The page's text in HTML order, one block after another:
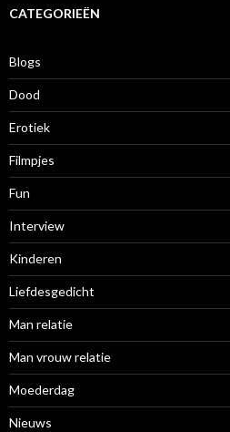
iCATEGORIEËN
Blogs
Dood
Erotiek
Filmpjes
Fun
Interview
Kinderen
Liefdesgedicht
Man relatie
Man vrouw relatie
Moederdag
Nieuws